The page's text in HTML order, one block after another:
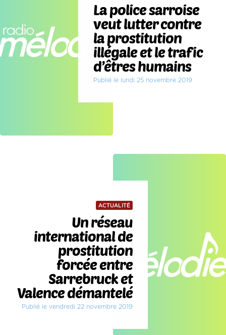
La police sarroise
veut lutter contre
la prostitution
illégale et le trafic
d’êtres humains
Publié le lundi 25 novembre 2019
ACTUALITÉ
Un réseau
international de
prostitution
forcée entre
Sarrebruck et
Valence démantelé
Publié le vendredi 22 novembre 2019